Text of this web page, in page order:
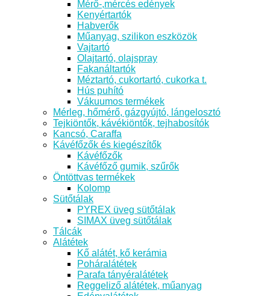
Mérő-,mércés edények
Kenyértartók
Habverők
Műanyag, szilikon eszközök
Vajtartó
Olajtartó, olajspray
Fakanáltartók
Méztartó, cukortartó, cukorka t.
Hús puhító
Vákuumos termékek
Mérleg, hőmérő, gázgyújtó, lángelosztó
Tejkiöntők, kávékiöntők, tejhabosítók
Kancsó, Caraffa
Kávéfőzők és kiegészítők
Kávéfőzők
Kávéfőző gumik, szűrők
Öntöttvas termékek
Kolomp
Sütőtálak
PYREX üveg sütőtálak
SIMAX üveg sütőtálak
Tálcák
Alátétek
Kő alátét, kő kerámia
Poháralátétek
Parafa tányéralátétek
Reggeliző alátétek, műanyag